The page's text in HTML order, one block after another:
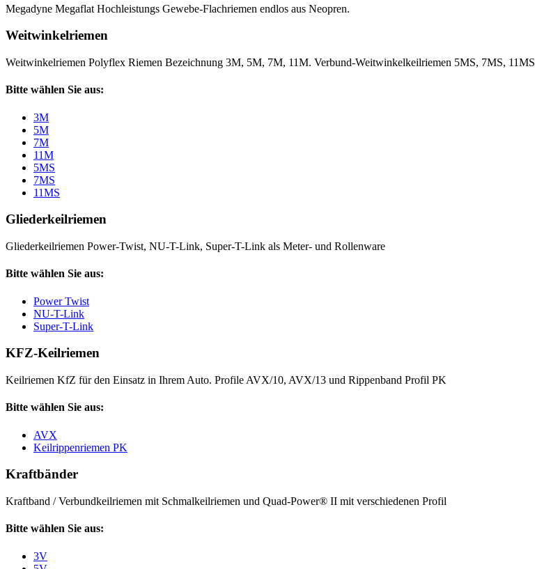
Megadyne Megaflat Hochleistungs Gewebe-Flachriemen endlos aus Neopren.
Weitwinkelriemen
Weitwinkelriemen Polyflex Riemen Bezeichnung 3M, 5M, 7M, 11M. Verbund-Weitwinkelkeilriemen 5MS, 7MS, 11MS
Bitte wählen Sie aus:
3M
5M
7M
11M
5MS
7MS
11MS
Gliederkeilriemen
Gliederkeilriemen Power-Twist, NU-T-Link, Super-T-Link als Meter- und Rollenware
Bitte wählen Sie aus:
Power Twist
NU-T-Link
Super-T-Link
KFZ-Keilriemen
Keilriemen KfZ für den Einsatz in Ihrem Auto. Profile AVX/10, AVX/13 und Rippenband Profil PK
Bitte wählen Sie aus:
AVX
Keilrippenriemen PK
Kraftbänder
Kraftband / Verbundkeilriemen mit Schmalkeilriemen und Quad-Power® II mit verschiedenen Profil
Bitte wählen Sie aus:
3V